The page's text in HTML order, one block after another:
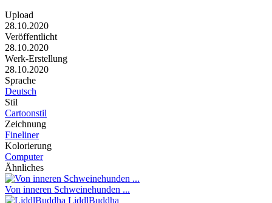
Upload
28.10.2020
Veröffentlicht
28.10.2020
Werk-Erstellung
28.10.2020
Sprache
Deutsch
Stil
Cartoonstil
Zeichnung
Fineliner
Kolorierung
Computer
Ähnliches
Von inneren Schweinehunden ...
LiddlBuddha